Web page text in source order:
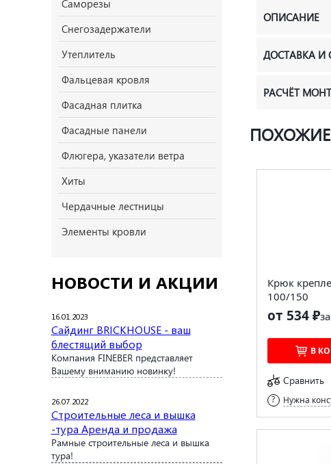
Саморезы
Снегозадержатели
Утеплитель
Фальцевая кровля
Фасадная плитка
Фасадные панели
Флюгера, указатели ветра
Хиты
Чердачные лестницы
Элементы кровли
НОВОСТИ И АКЦИИ
16.01.2023
Сайдинг BRICKHOUSE - ваш
блестящий выбор
Компания FINEBER представляет
Вашему вниманию новинку!
26.07.2022
Строительные леса и вышка
-тура Аренда и продажа
Рамные строительные леса и вышка
тура!
ОПИСАНИЕ
ДОСТАВКА И
РАСЧЁТ
Крюк
100/150
от 534 ₽за
В
Сравнить
Нужна